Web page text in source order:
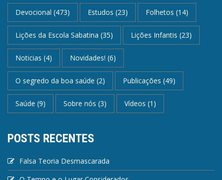
Devocional (473) Estudos (23) Folhetos (14)
Lições da Escola Sabatina (35) Lições Infantis (23)
Noticias (4) Novidades! (6)
O segredo da boa saúde (2) Publicações (49)
Saúde (9) Sobre nós (3) Vídeos (1)
POSTS RECENTES
Falsa Teoria Desmascarada